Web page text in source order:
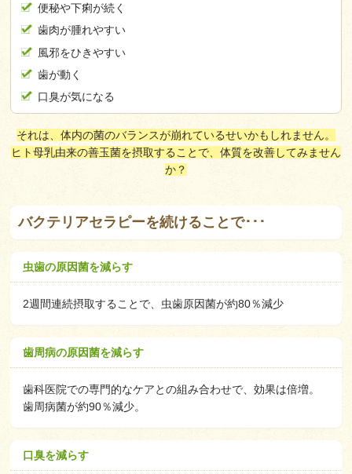
便秘や下痢が続く
歯肉が腫れやすい
風邪をひきやすい
歯が動く
口臭が気になる
それは、体内の菌のバランスが崩れているせいかもしれません。
ヒト母乳由来の善玉菌を摂取することで、体質を改善してみません
か？
バクテリアセラピーを続けることで･･･
虫歯の原因菌を減らす
2週間連続摂取することで、虫歯原因菌が約80％減少
歯周病の原因菌を減らす
歯科医院での専門的なケアとの組み合わせで、効果は倍増。
歯周病菌が約90％減少。
口臭を減らす